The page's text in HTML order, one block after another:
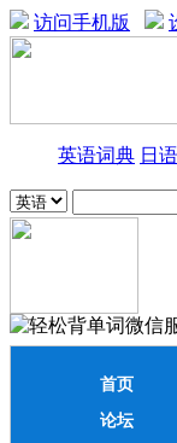
访问手机版
英语词典 日
首页
论坛